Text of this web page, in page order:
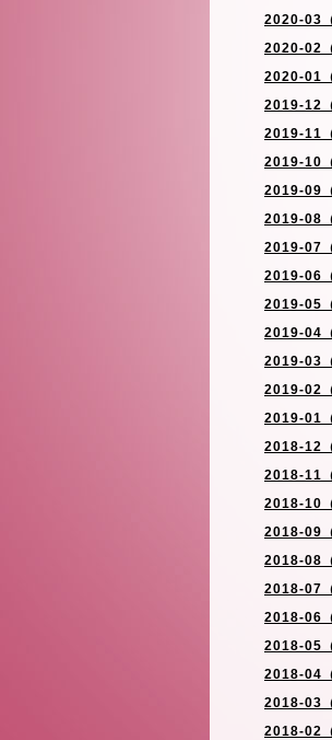
2020-03
2020-02
2020-01
2019-12
2019-11
2019-10
2019-09
2019-08
2019-07
2019-06
2019-05
2019-04
2019-03
2019-02
2019-01
2018-12
2018-11
2018-10
2018-09
2018-08
2018-07
2018-06
2018-05
2018-04
2018-03
2018-02